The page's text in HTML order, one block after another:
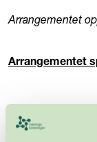
Arrangementet
Arrangementet